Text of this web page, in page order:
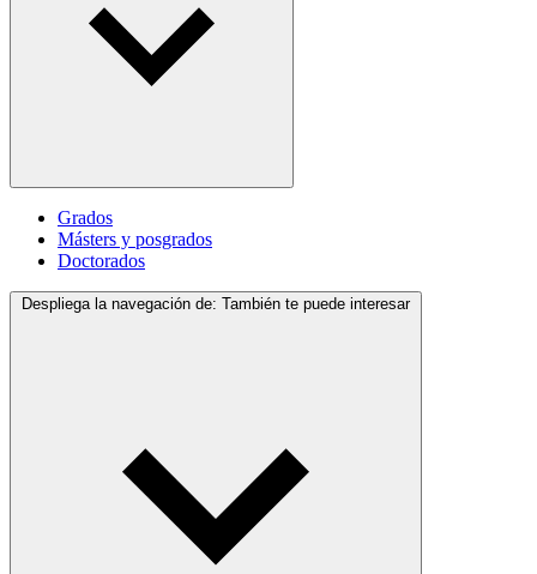
Grados
Másters y posgrados
Doctorados
Despliega la navegación de: También te puede interesar